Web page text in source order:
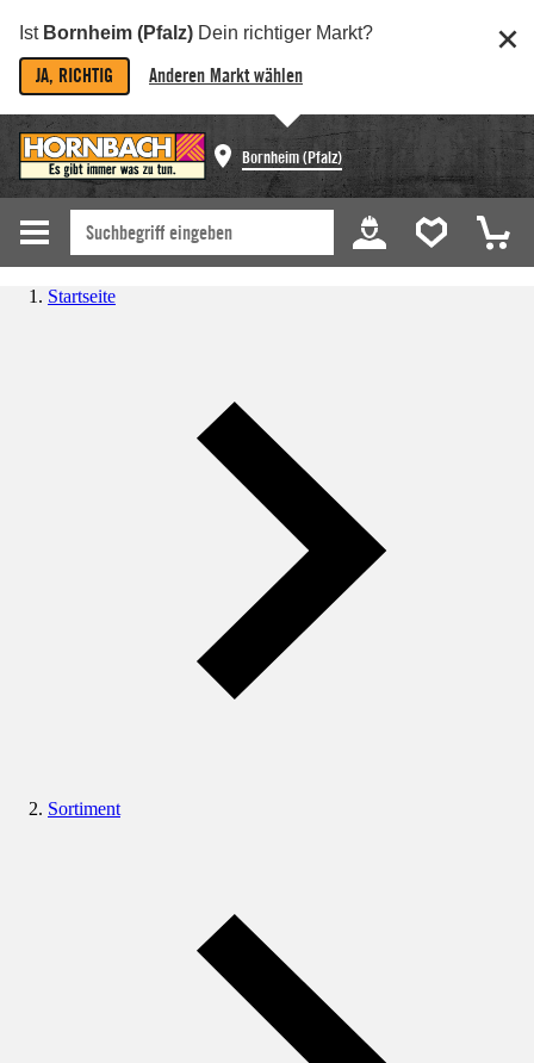
Ist Bornheim (Pfalz) Dein richtiger Markt?
JA, RICHTIG Anderen Markt wählen
Bornheim (Pfalz)
Startseite
Sortiment